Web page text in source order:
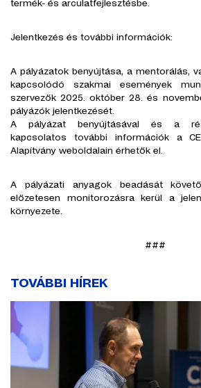
termék- és arculatfejlesztésbe.
Jelentkezés és további információk:
A pályázatok benyújtása, a mentorálás,
kapcsolódó szakmai események
szervezők 2025. október 28. és
pályázók jelentkezését.
A pályázat benyújtásával és a
kapcsolatos további információk a
Alapítvány weboldalain érhetők el.
A pályázati anyagok beadását
előzetesen monitorozásra kerül a
környezete.
###
TOVÁBBI HÍREK